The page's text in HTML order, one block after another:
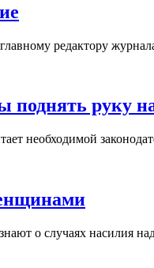
редактору
поднять руку
необходимой
о случаях насилия